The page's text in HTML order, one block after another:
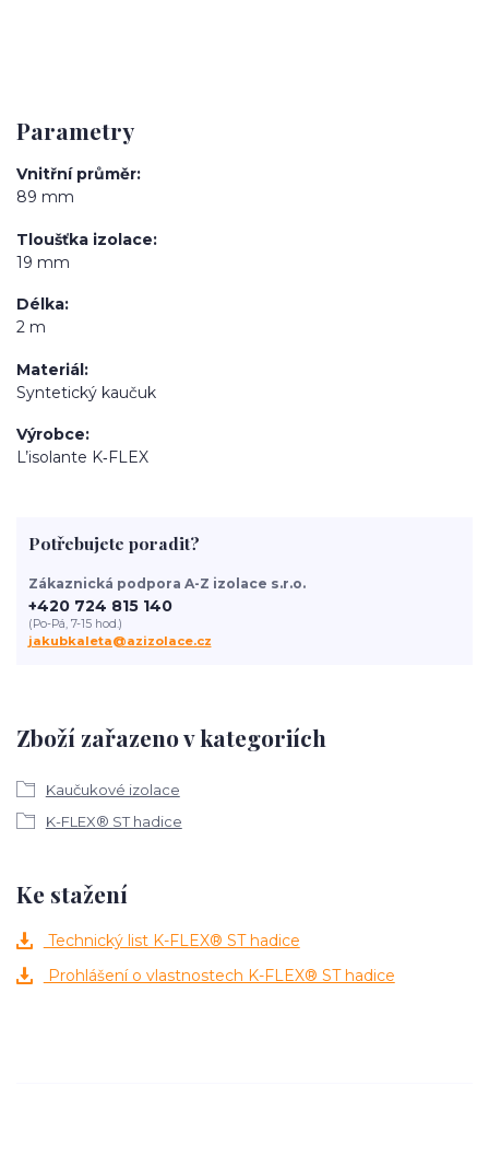
Parametry
Vnitřní průměr
89 mm
Tloušťka izolace
19 mm
Délka
2 m
Materiál
Syntetický kaučuk
Výrobce
L’isolante K‑FLEX
Zboží zařazeno v kategoriích
Kaučukové izolace
K-FLEX® ST hadice
Potřebujete poradit?
Zákaznická podpora A-Z izolace s.r.o.
+420 724 815 140
(Po-Pá, 7-15 hod.)
jakubkaleta@azizolace.cz
Ke stažení
Technický list K-FLEX® ST hadice
Prohlášení o vlastnostech K-FLEX® ST hadice